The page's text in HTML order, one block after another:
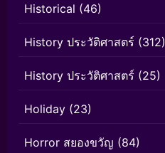
Historical (46)
History ประวัติศาสตร์ (312)
History ประวัติศาสตร์ (25)
Holiday (23)
Horror สยองขวัญ (84)